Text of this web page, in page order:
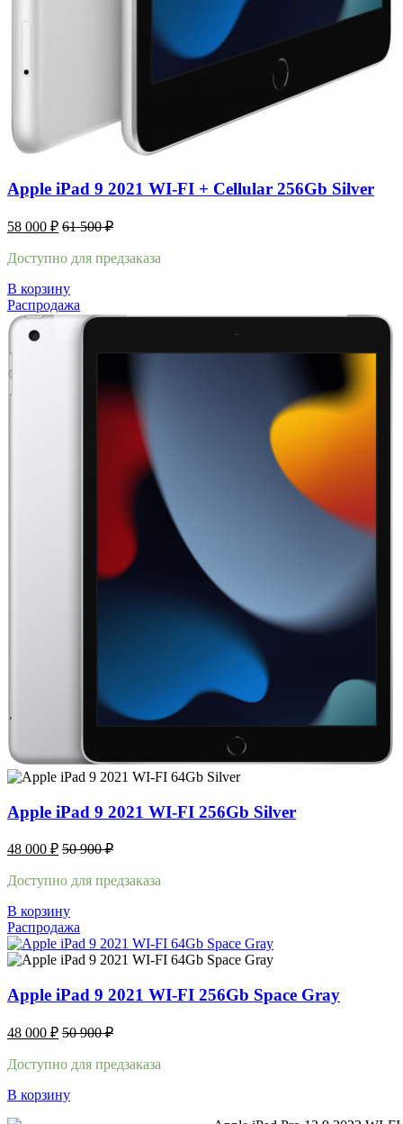
Apple iPad 9 2021 WI-FI + Cellular 256Gb Silver
58 000 ₽ 61 500₽
Доступно для предзаказа
В корзину
Распродажа
Apple iPad 9 2021 WI-FI 256Gb Silver
48 000 ₽ 50 900₽
Доступно для предзаказа
В корзину
Распродажа
Apple iPad 9 2021 WI-FI 256Gb Space Gray
48 000 ₽ 50 900₽
Доступно для предзаказа
В корзину